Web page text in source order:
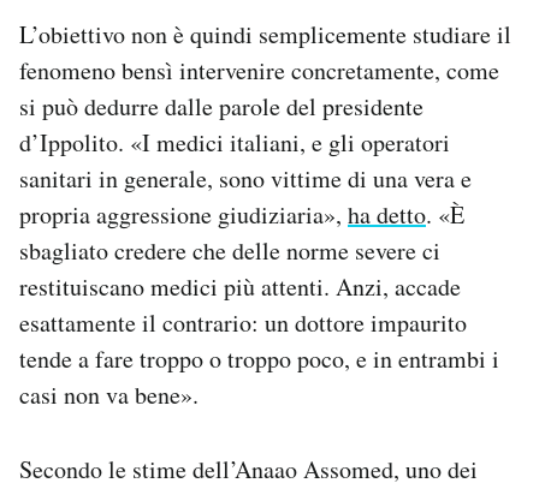
L’obiettivo non è quindi semplicemente studiare il
fenomeno bensì intervenire concretamente, come
si può dedurre dalle parole del presidente
d’Ippolito. «I medici italiani, e gli operatori
sanitari in generale, sono vittime di una vera e
propria aggressione giudiziaria», ha detto. «È
sbagliato credere che delle norme severe ci
restituiscano medici più attenti. Anzi, accade
esattamente il contrario: un dottore impaurito
tende a fare troppo o troppo poco, e in entrambi i
casi non va bene».
Secondo le stime dell’Anaao Assomed, uno dei